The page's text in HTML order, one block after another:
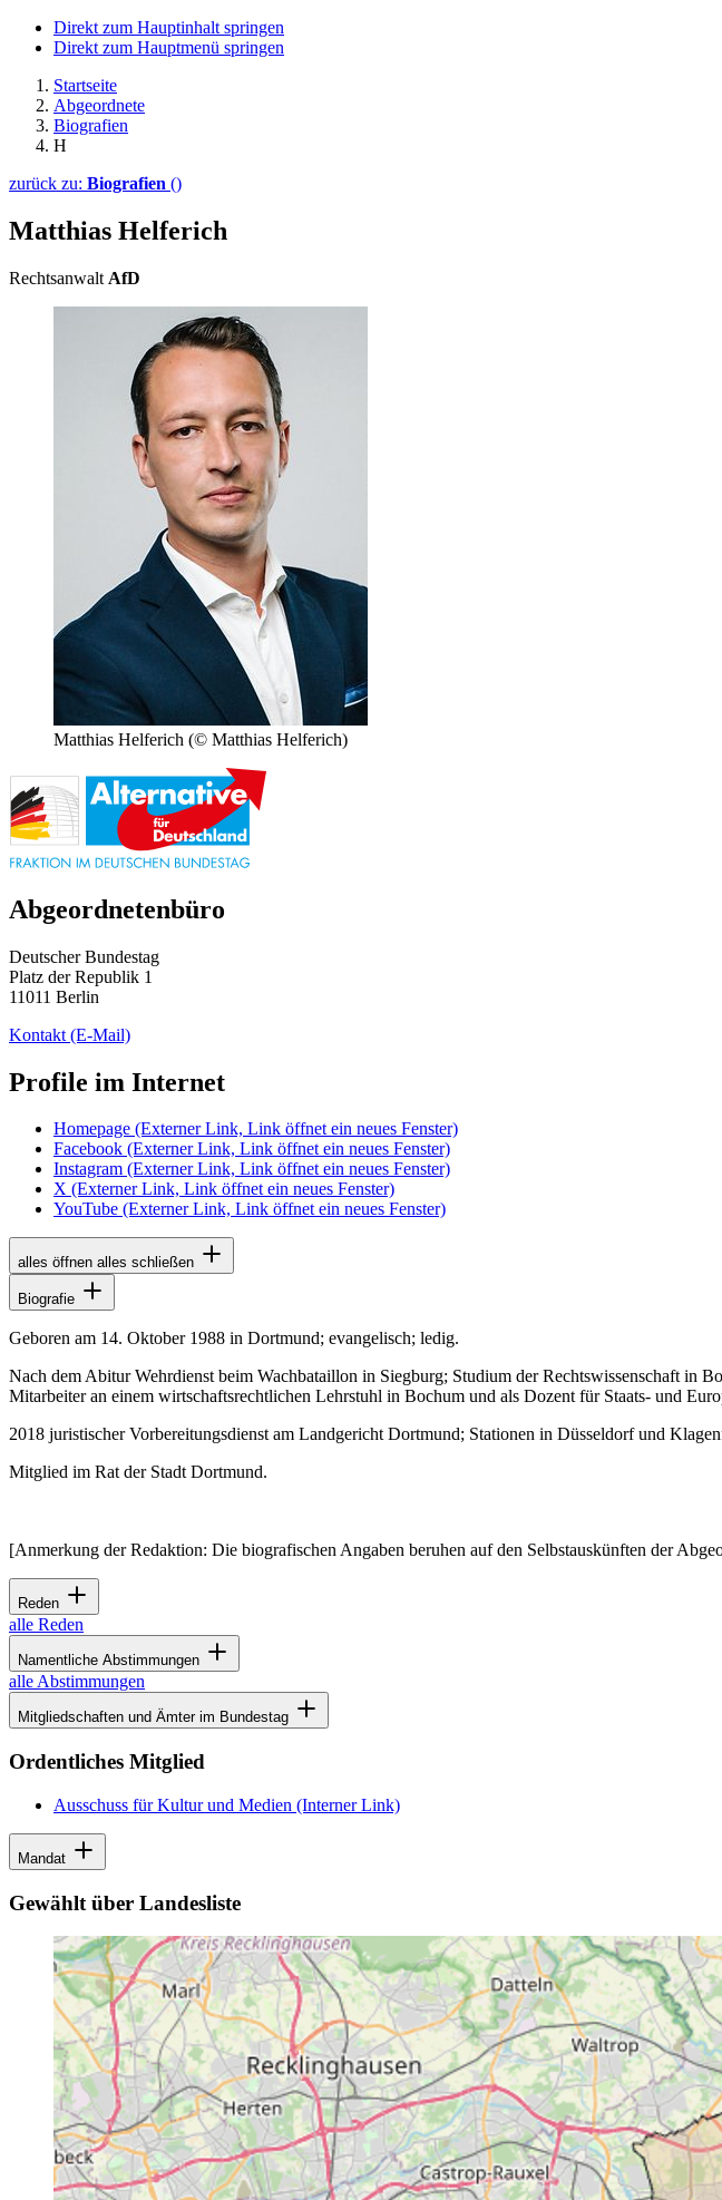
Direkt zum Hauptinhalt springen
Direkt zum Hauptmenü springen
Startseite
Abgeordnete
Biografien
H
zurück zu: Biografien ()
Matthias Helferich
Rechtsanwalt AfD
Matthias Helferich (© Matthias Helferich)
Abgeordnetenbüro
Deutscher Bundestag
Platz der Republik 1
11011 Berlin
Kontakt (E-Mail)
Profile im Internet
Homepage (Externer Link, Link öffnet ein neues Fenster)
Facebook (Externer Link, Link öffnet ein neues Fenster)
Instagram (Externer Link, Link öffnet ein neues Fenster)
X (Externer Link, Link öffnet ein neues Fenster)
YouTube (Externer Link, Link öffnet ein neues Fenster)
alles öffnen alles schließen
Biografie
Geboren am 14. Oktober 1988 in Dortmund; evangelisch; ledig.
Nach dem Abitur Wehrdienst beim Wachbataillon in Siegburg; Studium der Rechtswissenschaft in
Mitarbeiter an einem wirtschaftsrechtlichen Lehrstuhl in Bochum und als Dozent für Staats- und
2018 juristischer Vorbereitungsdienst am Landgericht Dortmund; Stationen in Düsseldorf und
Mitglied im Rat der Stadt Dortmund.
[Anmerkung der Redaktion: Die biografischen Angaben beruhen auf den Selbstauskünften der
Reden
alle Reden
Namentliche Abstimmungen
alle Abstimmungen
Mitgliedschaften und Ämter im Bundestag
Ordentliches Mitglied
Ausschuss für Kultur und Medien (Interner Link)
Mandat
Gewählt über Landesliste